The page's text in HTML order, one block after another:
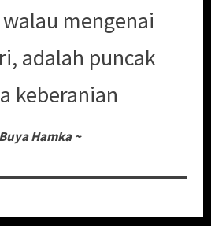
mengenai
adalah puncak
keberanian
Buya Hamka ~